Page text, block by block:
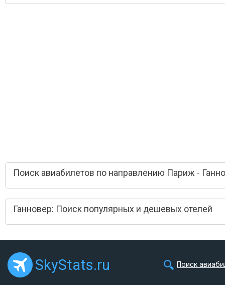
Поиск авиабилетов по направлению Париж -
Ганновер: Поиск популярных и дешевых отелей
SkyStats.ru Поиск